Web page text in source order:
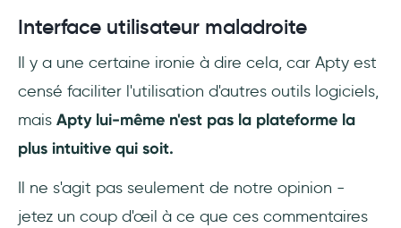
Interface utilisateur maladroite
Il y a une certaine ironie à dire cela, car Apty est
censé faciliter l'utilisation d'autres outils logiciels,
mais Apty lui-même n'est pas la plateforme la
plus intuitive qui soit.
Il ne s'agit pas seulement de notre opinion -
jetez un coup d'œil à ce que ces commentaires